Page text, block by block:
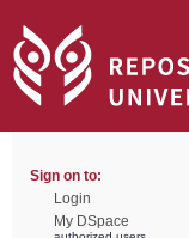
Sign on to:
Login
My DSpace